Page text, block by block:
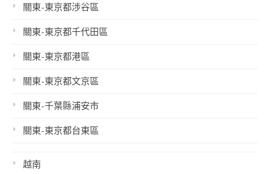
關東-東京都涉谷區
關東-東京都千代田區
關東-東京都港區
關東-東京都文京區
關東-千葉縣浦安市
關東-東京都台東區
越南